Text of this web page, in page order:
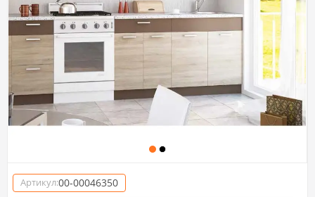
Артикул:00-00046350